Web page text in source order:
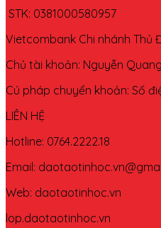
STK: 0381000580957
Vietcombank Chi nhánh Thủ
Chủ tài khoản: Nguyễn
Cú pháp chuyển khoản: Số
LIÊN HỆ
Hotline: 0764.2222.18
Email:
Web: daotaotinhoc.vn
lop.daotaotinhoc.vn